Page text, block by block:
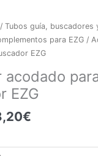
/ Tubos guía, buscadores
para EZG /
EZG
acodado
EZG
€